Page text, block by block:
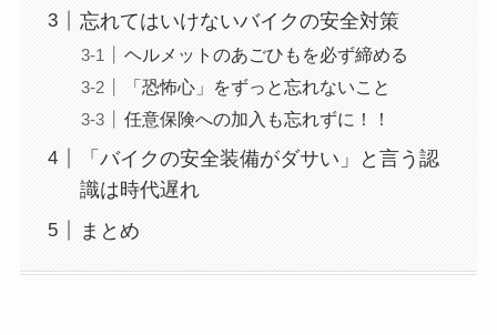
忘れてはいけないバイクの安全対策
ヘルメットのあごひもを必ず締める
「恐怖心」をずっと忘れないこと
任意保険への加入も忘れずに！！
「バイクの安全装備がダサい」と言う認
識は時代遅れ
まとめ